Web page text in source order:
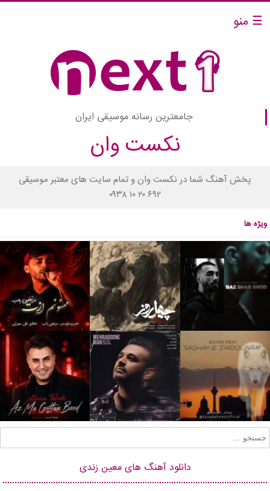
☰ منو
جامعترین رسانه موسیقی ایران
نکست وان
پخش آهنگ شما در نکست وان و تمام سایت های معتبر موسیقی
۰۹۳۸ ۱۰ ۲۰ ۶۹۲
ویژه ها
دانلود آهنگ های معین زندی